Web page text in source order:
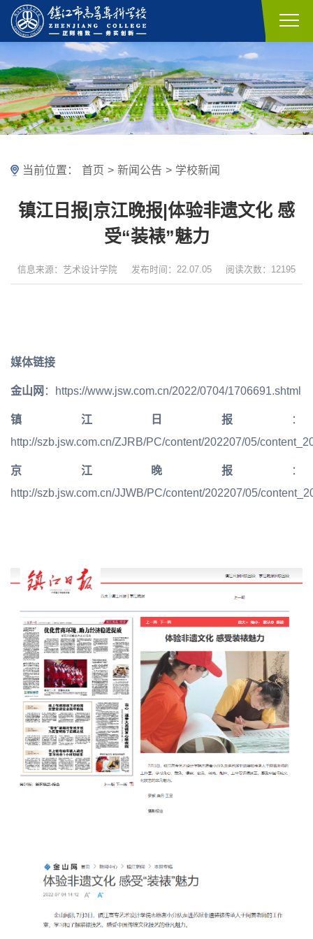
当前位置： 首页 > 新闻公告 > 学校新闻
镇江日报|京江晚报|体验非遗文化 感
受“装裱”魅力
信息来源：艺术设计学院 发布时间：22.07.05 阅读次数：12195
媒体链接
金山网 ：https://www.jsw.com.cn/2022/0704/1706691.shtml
镇江日报
：
http://szb.jsw.com.cn/ZJRB/PC/content/202207/05/
京江晚报
：
http://szb.jsw.com.cn/JJWB/PC/content/202207/05/